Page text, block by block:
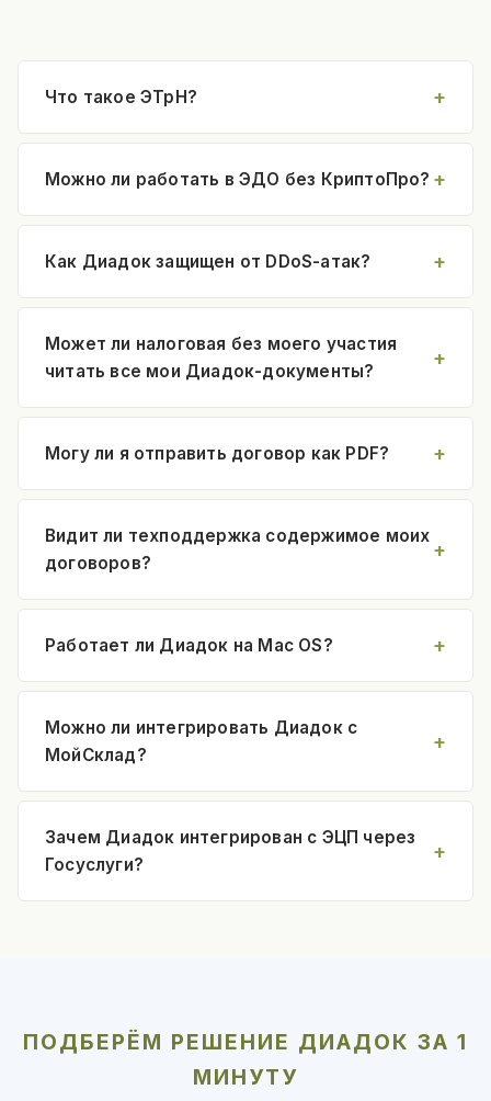
Что такое ЭТрН?
Можно ли работать в ЭДО без КриптоПро?
Как Диадок защищен от DDoS-атак?
Может ли налоговая без моего участия
читать все мои Диадок-документы?
Могу ли я отправить договор как PDF?
Видит ли техподдержка содержимое моих
договоров?
Работает ли Диадок на Mac OS?
Можно ли интегрировать Диадок с
МойСклад?
Зачем Диадок интегрирован с ЭЦП через
Госуслуги?
ПОДБЕРЁМ РЕШЕНИЕ ДИАДОК ЗА 1
МИНУТУ